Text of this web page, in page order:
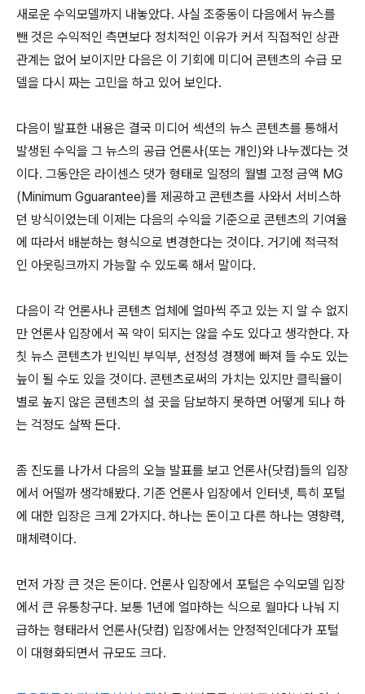
새로운 수익모델까지 내놓았다. 사실 조중동이 다음에서 뉴스를
뺀 것은 수익적인 측면보다 정치적인 이유가 커서 직접적인 상관
관계는 없어 보이지만 다음은 이 기회에 미디어 콘텐츠의 수급 모
델을 다시 짜는 고민을 하고 있어 보인다.
다음이 발표한 내용은 결국 미디어 섹션의 뉴스 콘텐츠를 통해서
발생된 수익을 그 뉴스의 공급 언론사(또는 개인)와 나누겠다는 것
이다. 그동안은 라이센스 댓가 형태로 일정의 월별 고정 금액 MG
(Minimum Gguarantee)를 제공하고 콘텐츠를 사와서 서비스하
던 방식이었는데 이제는 다음의 수익을 기준으로 콘텐츠의 기여율
에 따라서 배분하는 형식으로 변경한다는 것이다. 거기에 적극적
인 아웃링크까지 가능할 수 있도록 해서 말이다.
다음이 각 언론사나 콘텐츠 업체에 얼마씩 주고 있는 지 알 수 없지
만 언론사 입장에서 꼭 약이 되지는 않을 수도 있다고 생각한다. 자
칫 뉴스 콘텐츠가 빈익빈 부익부, 선정성 경쟁에 빠져 들 수도 있는
늪이 될 수도 있을 것이다. 콘텐츠로써의 가치는 있지만 클릭율이
별로 높지 않은 콘텐츠의 설 곳을 담보하지 못하면 어떻게 되나 하
는 걱정도 살짝 든다.
좀 진도를 나가서 다음의 오늘 발표를 보고 언론사(닷컴)들의 입장
에서 어떨까 생각해봤다. 기존 언론사 입장에서 인터넷, 특히 포털
에 대한 입장은 크게 2가지다. 하나는 돈이고 다른 하나는 영향력,
매체력이다.
먼저 가장 큰 것은 돈이다. 언론사 입장에서 포털은 수익모델 입장
에서 큰 유통창구다. 보통 1년에 얼마하는 식으로 월마다 나눠 지
급하는 형태라서 언론사(닷컴) 입장에서는 안정적인데다가 포털
이 대형화되면서 규모도 크다.